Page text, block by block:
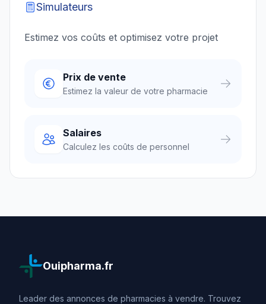
Simulateurs
Estimez vos coûts et optimisez votre projet
Prix de vente
Estimez la valeur de votre pharmacie
Salaires
Calculez les coûts de personnel
Ouipharma.fr
Leader des annonces de pharmacies à vendre. Trouvez